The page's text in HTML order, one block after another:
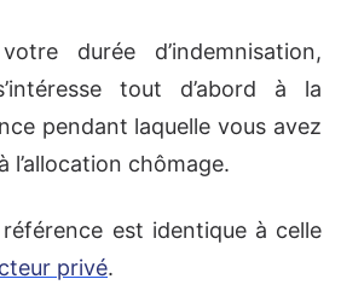
durée d’indemnisation,
tout d’abord à la
pendant laquelle vous avez
l’allocation chômage.
est identique à celle
privé.